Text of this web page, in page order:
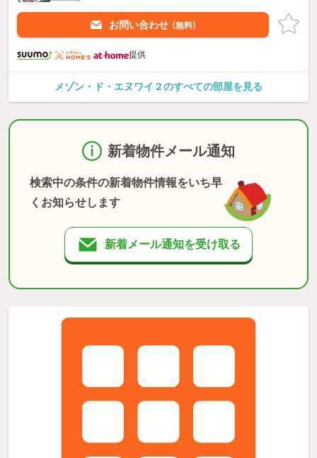
お問い合わせ （無料）
提供
メゾン・ド・エヌワイ２のすべての部屋を見る
新着物件メール通知
検索中の条件の新着物件情報をいち早
くお知らせします
新着メール通知を受け取る